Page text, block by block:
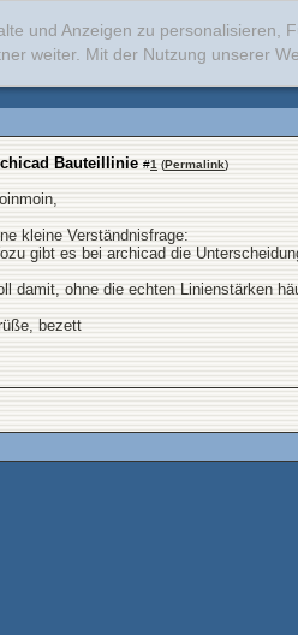
und Anzeigen zu
weiter. Mit der Nutzung unserer
Bauteillinie #1 (Permalink)
kleine Verständnisfrage:
gibt es bei archicad die
damit, ohne die echten Linienstärken
bezett